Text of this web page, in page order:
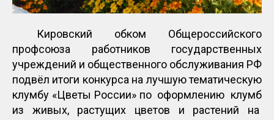
Кировский обком Общероссийского
профсоюза работников государственных
учреждений и общественного обслуживания РФ
подвёл итоги конкурса на лучшую тематическую
клумбу «Цветы России» по оформлению клумб
из живых, растущих цветов и растений на